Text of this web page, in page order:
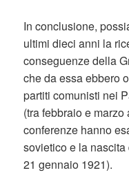
In conclusione,
ultimi dieci anni la
conseguenze della
che da essa ebbero
partiti comunisti nei
(tra febbraio e
conferenze hanno
sovietico e la nascita
21 gennaio 1921).